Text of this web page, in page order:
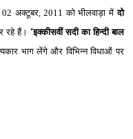
02 अक्‍टूबर, 2011 को भीलवाड़ा मेंदो
रहे हैं। ‘इक्‍कीसवीं सदी का हिन्‍दी बाल
भाग लेंगे और विभिन्‍न विधाओं पर